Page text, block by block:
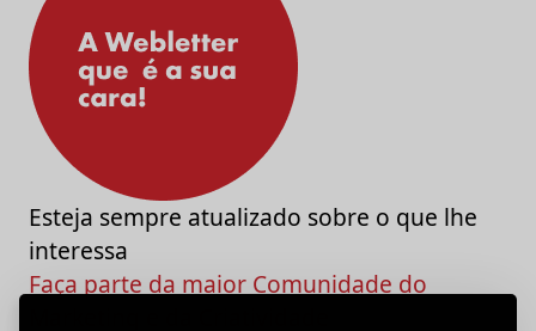
Esteja sempre atualizado sobre o que lhe
interessa
Faça parte da maior Comunidade do